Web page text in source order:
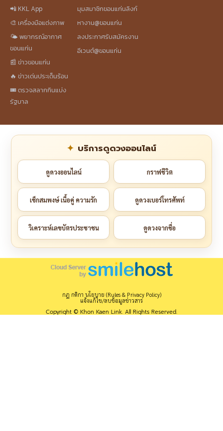
📲 KKL App
🎨 เครื่องมือแต่งภาพ
🌤️ พยากรณ์อากาศ
ขอนแก่น
📰 ข่าวขอนแก่น
🔥 ข่าวเด่นประเด็นร้อน
🎟️ ตรวจสลากกินแบ่ง
รัฐบาล
มุมสมาชิกขอนแก่นลิงก์
หางาน@ขอนแก่น
ลงประกาศรับสมัครงาน
อีเวนต์@ขอนแก่น
บริการดูดวงออนไลน์
ดูดวงออนไลน์ กราฟชีวิต
เช็กสมพงษ์ เนื้อคู่ ความรัก ดูดวงเบอร์โทรศัพท์
วิเคราะห์เลขบัตรประชาชน ดูดวงจากชื่อ
กฎ กติกา นโยบาย (Rules & Privacy Policy)
แจ้งแก้ไข/ลบข้อมูลข่าวสาร
Copyright © Khon Kaen Link. All Rights Reserved.